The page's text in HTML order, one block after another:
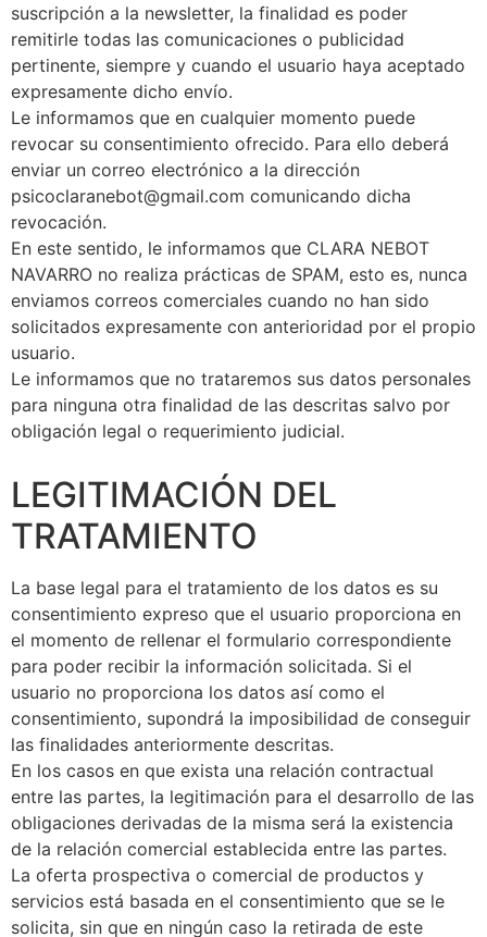
suscripción a la newsletter, la finalidad es poder
remitirle todas las comunicaciones o publicidad
pertinente, siempre y cuando el usuario haya aceptado
expresamente dicho envío.
Le informamos que en cualquier momento puede
revocar su consentimiento ofrecido. Para ello deberá
enviar un correo electrónico a la dirección
psicoclaranebot@gmail.com comunicando dicha
revocación.
En este sentido, le informamos que CLARA NEBOT
NAVARRO no realiza prácticas de SPAM, esto es, nunca
enviamos correos comerciales cuando no han sido
solicitados expresamente con anterioridad por el propio
usuario.
Le informamos que no trataremos sus datos personales
para ninguna otra finalidad de las descritas salvo por
obligación legal o requerimiento judicial.
LEGITIMACIÓN DEL
TRATAMIENTO
La base legal para el tratamiento de los datos es su
consentimiento expreso que el usuario proporciona en
el momento de rellenar el formulario correspondiente
para poder recibir la información solicitada. Si el
usuario no proporciona los datos así como el
consentimiento, supondrá la imposibilidad de conseguir
las finalidades anteriormente descritas.
En los casos en que exista una relación contractual
entre las partes, la legitimación para el desarrollo de las
obligaciones derivadas de la misma será la existencia
de la relación comercial establecida entre las partes.
La oferta prospectiva o comercial de productos y
servicios está basada en el consentimiento que se le
solicita, sin que en ningún caso la retirada de este